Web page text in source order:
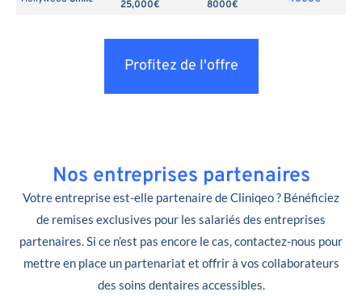
25,000€
8000€
Profitez de l'offre
Nos entreprises partenaires
Votre entreprise est-elle partenaire de Cliniqeo ? Bénéficiez
de remises exclusives pour les salariés des entreprises
partenaires. Si ce n’est pas encore le cas, contactez-nous pour
mettre en place un partenariat et offrir à vos collaborateurs
des soins dentaires accessibles.